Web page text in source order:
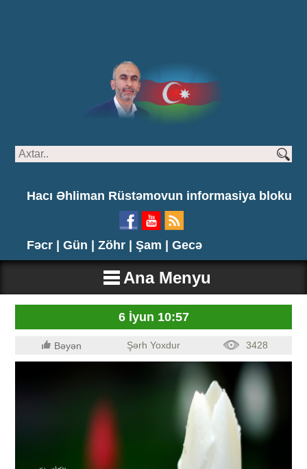
Hacı Əhliman Rüstəmovun informasiya bloku
Fəcr | Gün | Zöhr | Şam | Gecə
Ana Menyu
6 İyun 10:57
Bəyən Şərh Yoxdur 3428